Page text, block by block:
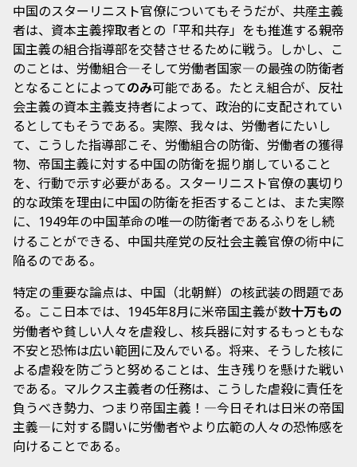
中国のスターリニスト官僚についてもそうだが、共産主義
者は、資本主義搾取者との「平和共存」をも推進する親帝
国主義の組合指導部を交替させるために戦う。しかし、こ
のことは、労働組合―そして労働者国家―の最強の防衛者
となることによってのみ可能である。たとえ組合が、反社
会主義の資本主義支持者によって、政治的に支配されてい
るとしてもそうである。実際、我々は、労働者にたいし
て、こうした指導部こそ、労働組合の防衛、労働者の獲得
物、帝国主義に対する中国の防衛を掘り崩していること
を、行動で示す必要がある。スターリニスト官僚の裏切り
的な政策を理由に中国の防衛を拒否することは、また実際
に、 1949年の中国革命の唯一の防衛者であるふりをし続
けることができる、中国共産党の反社会主義官僚の術中に
陥るのである。
特定の重要な論点は、中国（北朝鮮）の核武装の問題であ
る。ここ日本では、 1945年8月に米帝国主義が数十万もの
労働者や貧しい人々を虐殺し、核兵器に対するもっともな
不安と恐怖は広い範囲に及んでいる。将来、そうした核に
よる虐殺を防ごうと努めることは、生き残りを懸けた戦い
である。マルクス主義者の任務は、こうした虐殺に責任を
負うべき勢力、つまり帝国主義！―今日それは日米の帝国
主義―に対する闘いに労働者やより広範の人々の恐怖感を
向けることである。